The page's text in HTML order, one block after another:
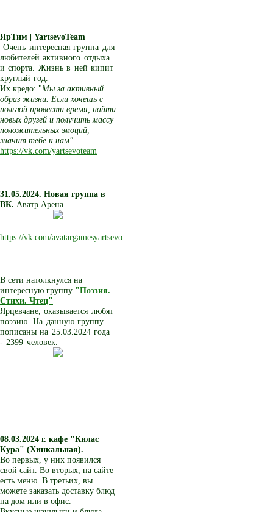
ЯрТим | YartsevoTeam
Очень интересная группа для
любителей активного отдыха
и спорта. Жизнь в ней кипит
круглый год.
Их кредо: "Мы за активный
образ жизни. Если хочешь с
пользой провести время, найти
новых друзей и получить массу
положительных эмоций,
значит тебе к нам".
https://vk.com/yartsevoteam
31.05.2024. Новая группа в
ВК. Аватр Арена
https://vk.com/avatargamesyartsevo
В сети натолкнулся на
интересную группу "Поэзия.
Стихи. Чтец"
Ярцевчане, оказывается любят
поэзию. На данную группу
пописаны на 25.03.2024 года
- 2399 человек.
08.03.2024 г. кафе "Килас
Кура" (Хинкальная).
Во первых, у них появился
свой сайт. Во вторых, на сайте
есть меню. В третьих, вы
можете заказать доставку блюд
на дом или в офис.